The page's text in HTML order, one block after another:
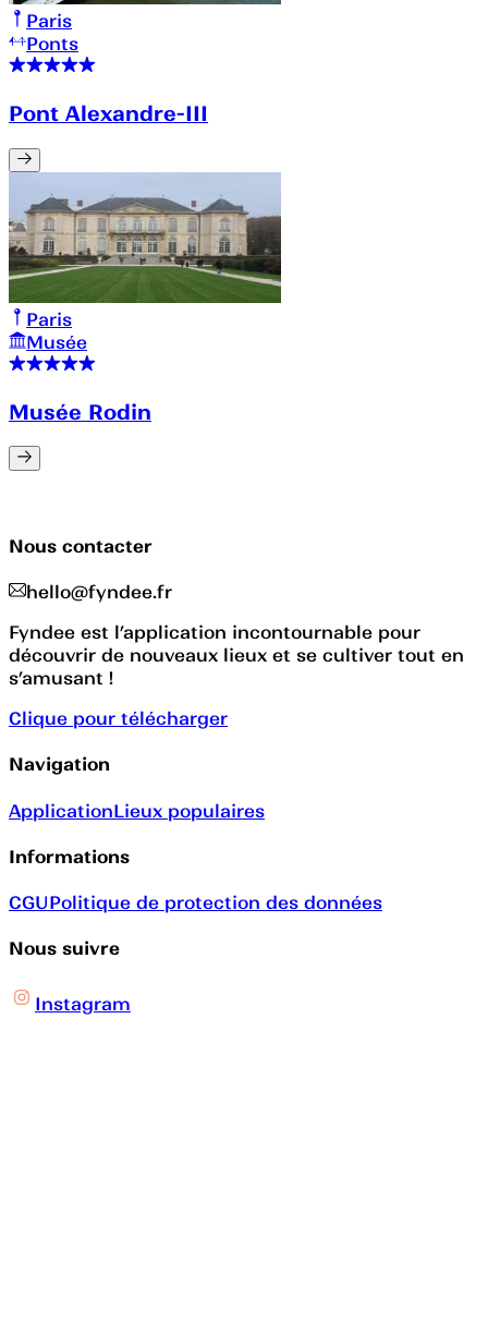
Paris
Ponts
Pont Alexandre-III
Paris
Musée
Musée Rodin
Nous contacter
hello@fyndee.fr
Fyndee est l’application incontournable pour
découvrir de nouveaux lieux et se cultiver tout en
s’amusant !
Clique pour télécharger
Navigation
ApplicationLieux populaires
Informations
CGUPolitique de protection des données
Nous suivre
Instagram